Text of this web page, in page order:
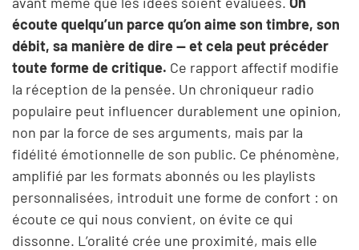
écoute quelqu’un parce qu’on aime son timbre, son
débit, sa manière de dire — et cela peut précéder
toute forme de critique. Ce rapport affectif modifie
la réception de la pensée. Un chroniqueur radio
populaire peut influencer durablement une opinion,
non par la force de ses arguments, mais par la
fidélité émotionnelle de son public. Ce phénomène,
amplifié par les formats abonnés ou les playlists
personnalisées, introduit une forme de confort : on
écoute ce qui nous convient, on évite ce qui
dissonne. L’oralité crée une proximité, mais elle